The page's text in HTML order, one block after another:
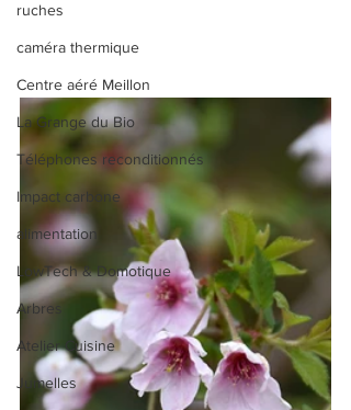
ruches
caméra thermique
Centre aéré Meillon
La Grange du Bio
Téléphones reconditionnés
Impact carbone
alimentation
LowTech & Domotique
Arbres
Atelier Cuisine
Jumelles